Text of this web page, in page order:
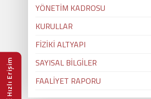
Hızlı Erişim
YÖNETİM KADROSU
KURULLAR
FİZİKİ ALTYAPI
SAYISAL BİLGİLER
FAALİYET RAPORU